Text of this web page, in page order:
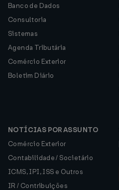
Banco de Dados
Consultoria
Sistemas
Agenda Tributária
Comércio Exterior
Boletim Diário
NOTÍCIAS POR ASSUNTO
Comércio Exterior
Contabilidade / Societário
ICMS, IPI, ISS e Outros
IR / Contribuições